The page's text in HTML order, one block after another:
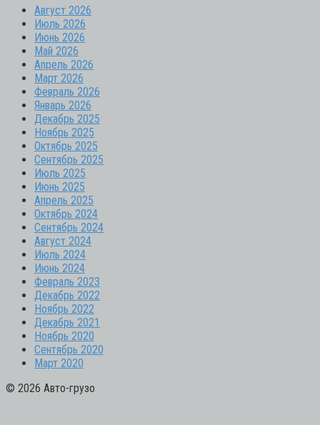
Август 2026
Июль 2026
Июнь 2026
Май 2026
Апрель 2026
Март 2026
Февраль 2026
Январь 2026
Декабрь 2025
Ноябрь 2025
Октябрь 2025
Сентябрь 2025
Июль 2025
Июнь 2025
Апрель 2025
Октябрь 2024
Сентябрь 2024
Август 2024
Июль 2024
Июнь 2024
Февраль 2023
Декабрь 2022
Ноябрь 2022
Декабрь 2021
Ноябрь 2020
Сентябрь 2020
Март 2020
© 2026 Авто-грузо